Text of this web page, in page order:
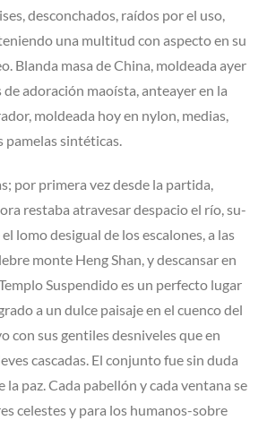
desconchados, raídos por el uso,
una multitud con aspecto en su
Blanda masa de China, moldeada ayer
adoración maoísta, anteayer en la
moldeada hoy en nylon, medias,
pamelas sintéticas.
por primera vez desde la partida,
restaba atravesar despacio el río, su­
lomo desigual de los escalones, a las
monte Heng Shan, y descansar en
Suspendido es un perfecto lu­gar
a un dulce paisaje en el cuenco del
con sus gentiles desniveles que en
cascadas. El conjunto fue sin duda
la paz. Cada pabellón y cada venta­na se
celestes y para los humanos-sobre